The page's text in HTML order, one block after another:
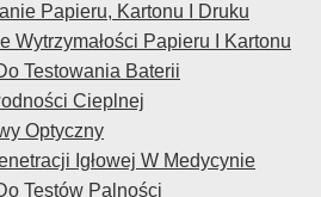
Papieru, Kartonu I Druku
Wytrzymałości Papieru I Kartonu
Testowania Baterii
Cieplnej
Optyczny
Igłowej W Medycynie
Testów Palności